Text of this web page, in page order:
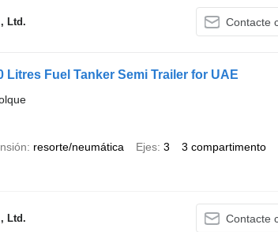
Ltd. Contacte
Litres Fuel Tanker Semi Trailer for UAE
resorte/neumática Ejes 3 3 compartimento
Ltd. Contacte